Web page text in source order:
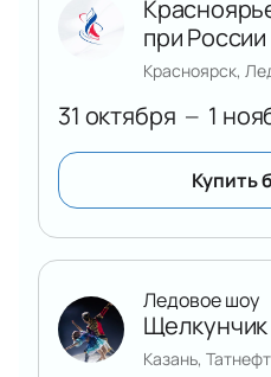
31 октября — 1
при
Красноярск,
Купить
Ледовое шоу
Казань,